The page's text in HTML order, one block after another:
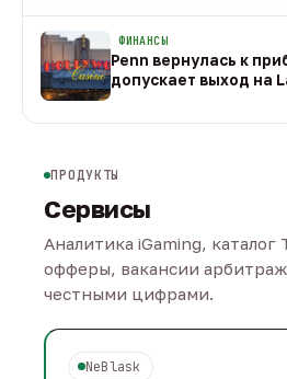
ФИНАНСЫ
Penn вернулась к
допускает выход на
ПРОДУКТЫ
Сервисы
Аналитика iGaming, каталог
офферы, вакансии
честными цифрами.
NeBlask